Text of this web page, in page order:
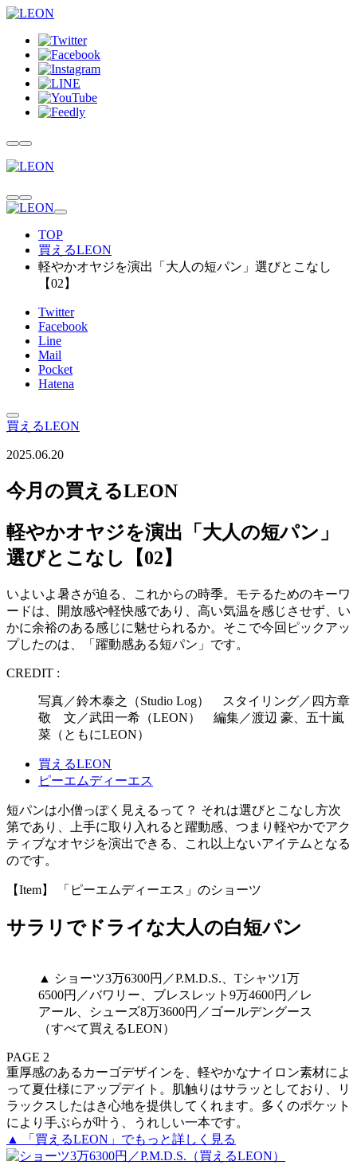
TOP
買えるLEON
軽やかオヤジを演出「大人の短パン」選びとこなし
【02】
Twitter
Facebook
Line
Mail
Pocket
Hatena
買えるLEON
2025.06.20
今月の買えるLEON
軽やかオヤジを演出「大人の短パン」
選びとこなし【02】
いよいよ暑さが迫る、これからの時季。モテるためのキーワ
ードは、開放感や軽快感であり、高い気温を感じさせず、い
かに余裕のある感じに魅せられるか。そこで今回ピックアッ
プしたのは、「躍動感ある短パン」です。
CREDIT :
写真／鈴木泰之（Studio Log） スタイリング／四方章
敬 文／武田一希（LEON） 編集／渡辺 豪、五十嵐
菜（ともにLEON）
買えるLEON
ピーエムディーエス
短パンは小僧っぽく見えるって？ それは選びとこなし方次
第であり、上手に取り入れると躍動感、つまり軽やかでアク
ティブなオヤジを演出できる、これ以上ないアイテムとなる
のです。
【Item】 「ピーエムディーエス」のショーツ
サラリでドライな大人の白短パン
▲ ショーツ3万6300円／P.M.D.S.、Tシャツ1万
6500円／バワリー、ブレスレット9万4600円／レ
アール、シューズ8万3600円／ゴールデングース
（すべて買えるLEON）
PAGE 2
重厚感のあるカーゴデザインを、軽やかなナイロン素材によ
って夏仕様にアップデイト。肌触りはサラッとしており、リ
ラックスしたはき心地を提供してくれます。多くのポケット
により手ぶらが叶う、うれしい一本です。
▲ 「買えるLEON」でもっと詳しく見る